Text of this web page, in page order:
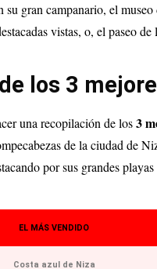
gran campanario, el
vistas, o, el paseo
los 3
una recopilación de los3
de la ciudad de
por sus grandes
EL MÁS VENDIDO
Costa azul de Niza